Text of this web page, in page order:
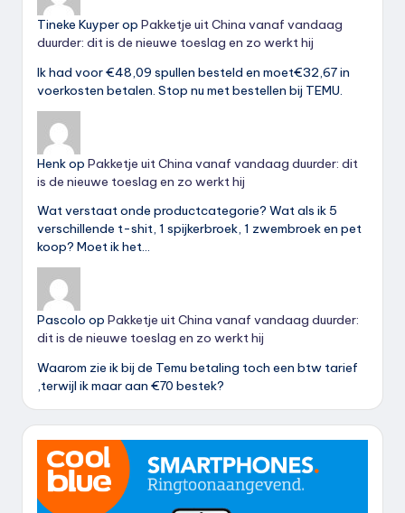
Tineke Kuyperop Pakketje uit China vanaf vandaag
duurder: dit is de nieuwe toeslag en zo werkt hij
Ik had voor €48,09 spullen besteld en moet€32,67 in
voerkosten betalen. Stop nu met bestellen bij TEMU.
Henkop Pakketje uit China vanaf vandaag duurder: dit
is de nieuwe toeslag en zo werkt hij
Wat verstaat onde productcategorie? Wat als ik 5
verschillende t-shit, 1 spijkerbroek, 1 zwembroek en pet
koop? Moet ik het…
Pascolo op Pakketje uit China vanaf vandaag duurder:
dit is de nieuwe toeslag en zo werkt hij
Waarom zie ik bij de Temu betaling toch een btw tarief
,terwijl ik maar aan €70 bestek?